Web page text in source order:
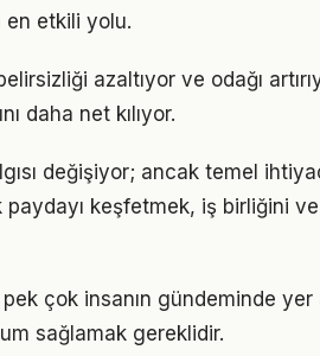
en etkili yolu.
azaltıyor ve odağı
daha net kılıyor.
değişiyor; ancak temel
keşfetmek, iş birliğini ve
çok insanın gündeminde yer
sağlamak gereklidir.